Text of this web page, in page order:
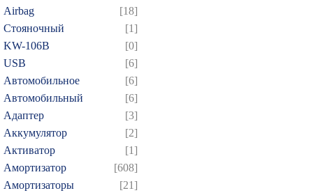
Airbag
[18]
Cтояночный
[1]
KW-106B
[0]
USB
[6]
Автомобильное
[6]
Автомобильный
[6]
Адаптер
[3]
Аккумулятор
[2]
Активатор
[1]
Амортизатор
[608]
Амортизаторы
[21]